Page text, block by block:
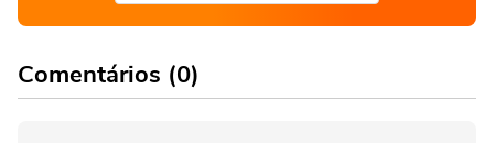
Comentários (0)